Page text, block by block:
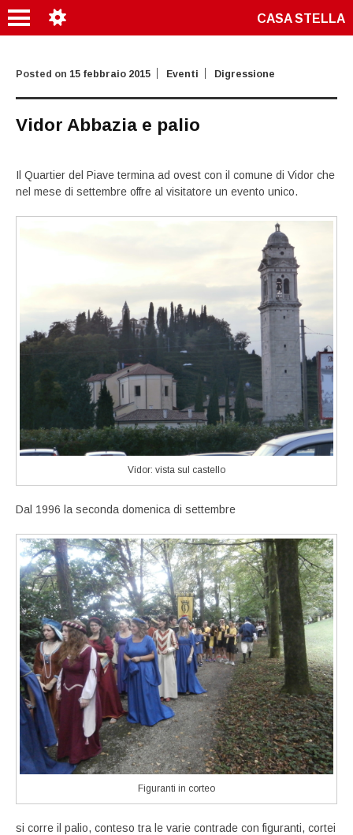
CASA STELLA
Posted on 15 febbraio 2015 Eventi Digressione
Vidor Abbazia e palio
Il Quartier del Piave termina ad ovest con il comune di Vidor che
nel mese di settembre offre al visitatore un evento unico.
Vidor: vista sul castello
Dal 1996 la seconda domenica di settembre
Figuranti in corteo
si corre il palio, conteso tra le varie contrade con figuranti, cortei